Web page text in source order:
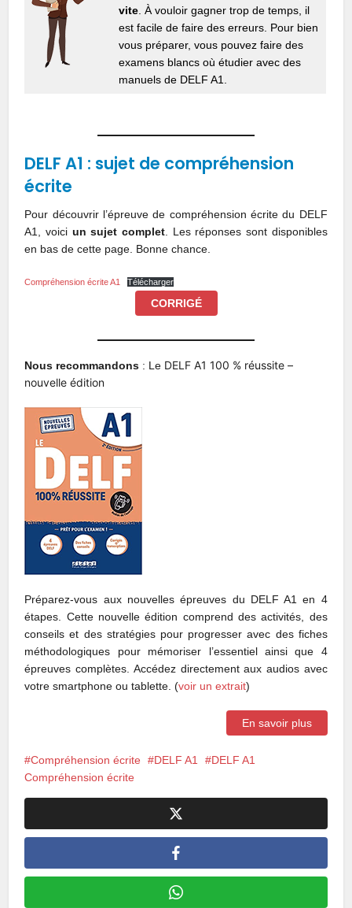
vite . À vouloir gagner trop de temps, il
est facile de faire des erreurs. Pour bien
vous préparer, vous pouvez faire des
examens blancs où étudier avec des
manuels de DELF A1.
DELF A1 : sujet de compréhension
écrite
Pour découvrir l’épreuve de compréhension écrite du DELF
A1, voici un sujet complet . Les réponses sont disponibles
en bas de cette page. Bonne chance.
Compréhension écrite A1 Télécharger
CORRIGÉ
Nous recommandons : Le DELF A1 100 % réussite –
nouvelle édition
Préparez-vous aux nouvelles épreuves du DELF A1 en 4
étapes. Cette nouvelle édition comprend des activités, des
conseils et des stratégies pour progresser avec des fiches
méthodologiques pour mémoriser l’essentiel ainsi que 4
épreuves complètes. Accédez directement aux audios avec
votre smartphone ou tablette. (voir un extrait)
En savoir plus
Compréhension écrite DELF A1
DELF A1
Compréhension écrite